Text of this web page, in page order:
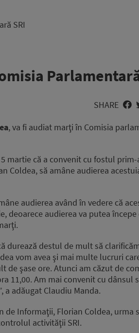
SRI
SHARE
, va fi audiat marţi în Comisia
martie că a convenit cu fostul
Coldea, să amâne audierea
audierea având în vedere că
deoarece audierea va putea începe
durează destul de mult să
vom avea şi mai multe lucruri
de şase ore. Atunci am căzut de
11,00. Am mai convenit cu dânsul
adăugat Claudiu Manda.
Informaţii, Florian Coldea, urma
activităţii SRI.